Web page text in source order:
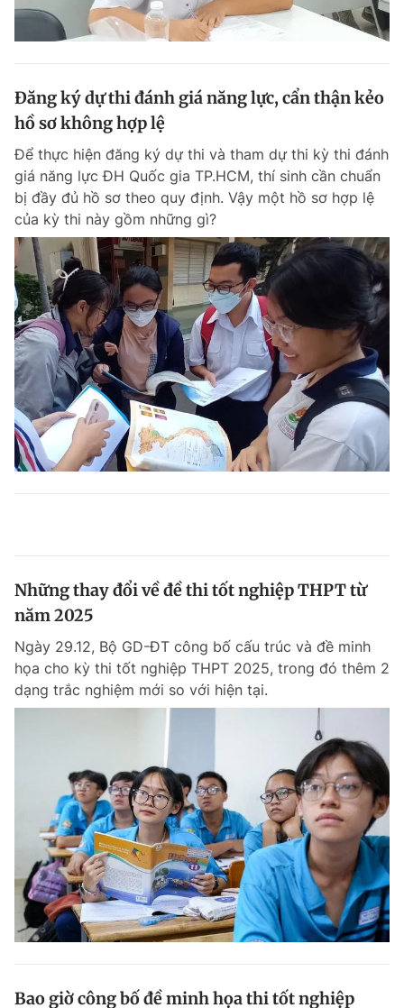
Đăng ký dự thi đánh giá năng lực, cẩn thận kẻo
hồ sơ không hợp lệ
Để thực hiện đăng ký dự thi và tham dự thi kỳ thi đánh
giá năng lực ĐH Quốc gia TP.HCM, thí sinh cần chuẩn
bị đầy đủ hồ sơ theo quy định. Vậy một hồ sơ hợp lệ
của kỳ thi này gồm những gì?
Những thay đổi về đề thi tốt nghiệp THPT từ
năm 2025
Ngày 29.12, Bộ GD-ĐT công bố cấu trúc và đề minh
họa cho kỳ thi tốt nghiệp THPT 2025, trong đó thêm 2
dạng trắc nghiệm mới so với hiện tại.
Bao giờ công bố đề minh họa thi tốt nghiệp